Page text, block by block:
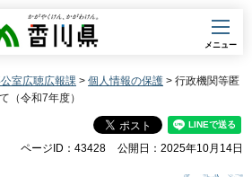
香川県
メニュー
室広聴広報課 > 個人情報の保護 > 行政機関等匿
（令和7年度）
ページID：43428 公開日：2025年10月14日